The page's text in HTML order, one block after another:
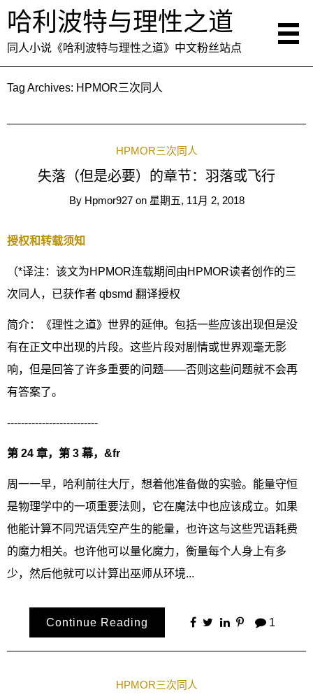
哈利波特与理性之道
同人小说《哈利波特与理性之道》中文粉丝站点
Tag Archives: HPMOR三次同人
HPMOR三次同人
失落（但是必要）的章节：羽落或飞行
By Hpmor927 on 星期五, 11月 2, 2018
授权和转载须知
（*译注：该文为HPMOR连载期间由HPMOR读者创作的三
次同人，已获作者 qbsmd 翻译授权
简介：《理性之道》世界的延伸。包括一些应该出现但是没
有在正文中出现的片段。这些片段对剧情或世界观毫无影
响，但是回答了许多重要的问题——否则这些问题就不会再
有答案了。
--------------------------
第 24 章，第 3 幕，&fr
周一一早，哈利前往大厅，想着他准备做的实验。能量守恒
是物理学中的一项重要法则，它在魔法中也应该成立。如果
他能计算不同咒语凭空产生的能量，也许这与这些咒语耗费
的魔力相关。也许他可以量化魔力，衡量每个人身上有多
少，然后他就可以计算出巫师从环境...
Continue Reading 1
HPMOR三次同人